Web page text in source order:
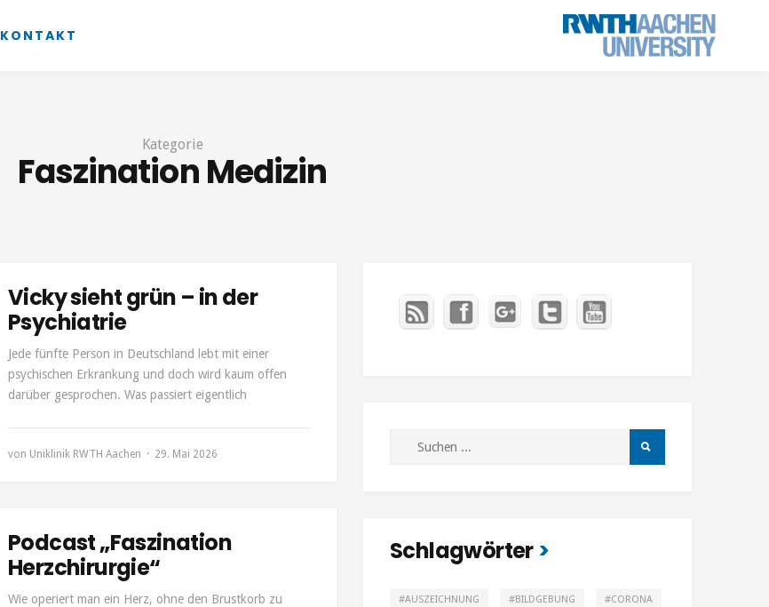
KONTAKT
Kategorie
Faszination Medizin
Vicky sieht grün – in der
Psychiatrie
Jede fünfte Person in Deutschland lebt mit einer
psychischen Erkrankung und doch wird kaum offen
darüber gesprochen. Was passiert eigentlich
von Uniklinik RWTH Aachen 29. Mai 2026
Podcast „Faszination
Herzchirurgie“
Wie operiert man ein Herz, ohne den Brustkorb zu
Schlagwörter
AUSZEICHNUNG BILDGEBUNG CORONA